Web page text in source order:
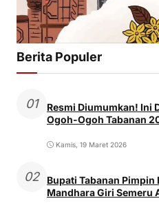
Berita Populer
01
Resmi Diumumkan! Ini
Ogoh-Ogoh Tabanan
Kamis, 19 Maret 2026
02
Bupati Tabanan
Mandhara Giri Semeru